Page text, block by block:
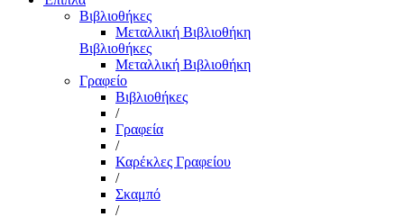
Βιβλιοθήκες
Μεταλλική Βιβλιοθήκη
Βιβλιοθήκες
Μεταλλική Βιβλιοθήκη
Γραφείο
Βιβλιοθήκες
/
Γραφεία
/
Καρέκλες Γραφείου
/
Σκαμπό
/